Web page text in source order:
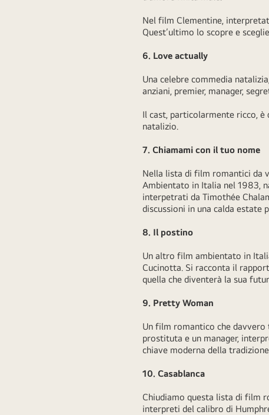
Nel film Clementine,
Quest’ultimo lo scopre e
6. Love actually
Una celebre commedia
anziani, premier, manager,
Il cast, particolarmente ricco,
natalizio.
7. Chiamami con il tuo nome
Nella lista di film romantici da
Ambientato in Italia nel 1983,
interpetrati da Timothée
discussioni in una calda estate
8. Il postino
Un altro film ambientato in
Cucinotta. Si racconta il
quella che diventerà la sua
9. Pretty Woman
Un film romantico che
prostituta e un manager,
chiave moderna della
10. Casablanca
Chiudiamo questa lista di film
interpreti del calibro di